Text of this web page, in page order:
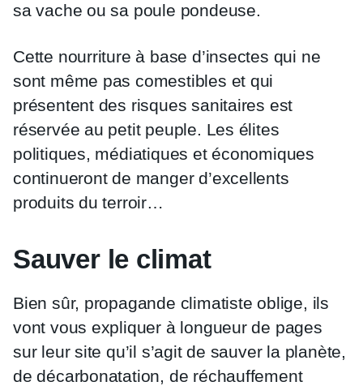
sa vache ou sa poule pondeuse.
Cette nourriture à base d’insectes qui ne
sont même pas comestibles et qui
présentent des risques sanitaires est
réservée au petit peuple. Les élites
politiques, médiatiques et économiques
continueront de manger d’excellents
produits du terroir…
Sauver le climat
Bien sûr, propagande climatiste oblige, ils
vont vous expliquer à longueur de pages
sur leur site qu’il s’agit de sauver la planète,
de décarbonatation, de réchauffement